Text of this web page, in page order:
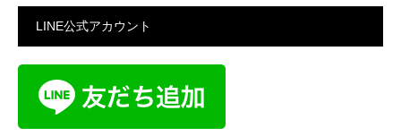
LINE公式アカウント